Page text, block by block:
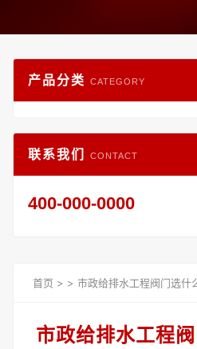
产品分类 CATEGORY
联系我们 CONTACT
400-000-0000
首页 > > 市政给排水工程阀门选什
市政给排水工程